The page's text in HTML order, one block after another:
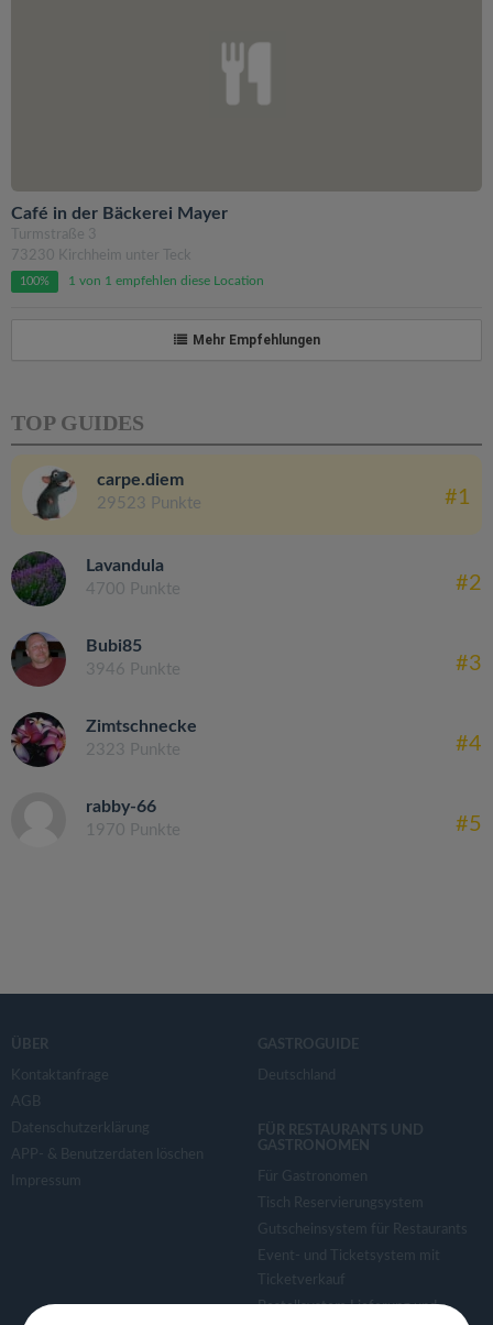
Café in der Bäckerei Mayer
Turmstraße 3
73230 Kirchheim unter Teck
100% 1 von 1 empfehlen diese Location
Mehr Empfehlungen
TOP GUIDES
carpe.diem
29523 Punkte #1
Lavandula
4700 Punkte #2
Bubi85
3946 Punkte #3
Zimtschnecke
2323 Punkte #4
rabby-66
1970 Punkte #5
ÜBER
Kontaktanfrage
AGB
Datenschutzerklärung
APP- & Benutzerdaten löschen
Impressum
GASTROGUIDE
Deutschland
FÜR RESTAURANTS UND
GASTRONOMEN
Für Gastronomen
Tisch Reservierungsystem
Gutscheinsystem für Restaurants
Event- und Ticketsystem mit
Ticketverkauf
Bestellsystem Lieferung und